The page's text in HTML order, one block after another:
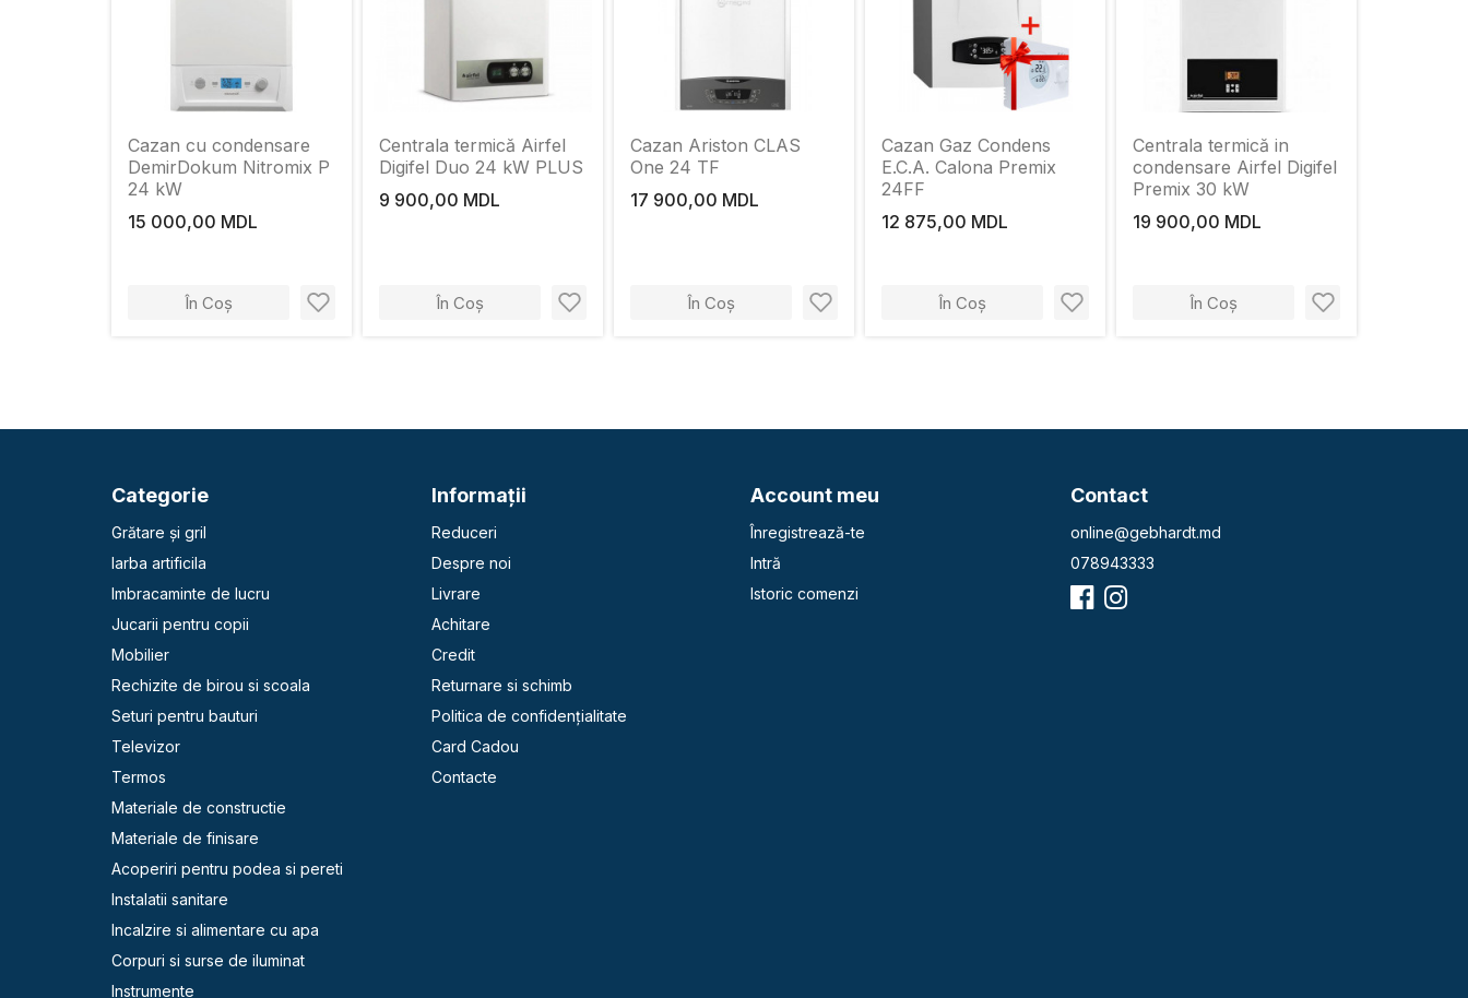
Cazan cu condensare
DemirDokum Nitromix P
24 kW
15 000,00 MDL
În Coș
Centrala termică Airfel
Digifel Duo 24 kW PLUS
9 900,00 MDL
În Coș
Cazan Ariston CLAS
One 24 TF
17 900,00 MDL
În Coș
Cazan Gaz Condens
E.C.A. Calona Premix
24FF
12 875,00 MDL
În Coș
Centrala termică in
condensare Airfel Digifel
Premix 30 kW
19 900,00 MDL
În Coș
Categorie
Grătare și gril
Iarba artificila
Imbracaminte de lucru
Jucarii pentru copii
Mobilier
Rechizite de birou si scoala
Seturi pentru bauturi
Televizor
Termos
Materiale de constructie
Materiale de finisare
Acoperiri pentru podea si pereti
Instalatii sanitare
Incalzire si alimentare cu apa
Corpuri si surse de iluminat
Instrumente
Informaţii
Reduceri
Despre noi
Livrare
Achitare
Credit
Returnare si schimb
Politica de confidențialitate
Card Cadou
Contacte
Account meu
Înregistrează-te
Intră
Istoric comenzi
Contact
online@gebhardt.md
078943333